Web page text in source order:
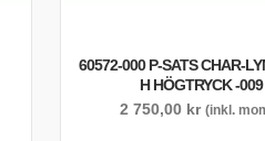
60572-000 P-SATS CHAR-
H HÖGTRYCK -009
2 750,00 kr (inkl.